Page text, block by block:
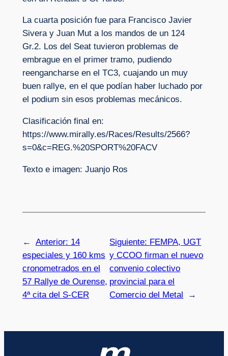
La cuarta posición fue para Francisco Javier
Sivera y Juan Mut a los mandos de un 124
Gr.2. Los del Seat tuvieron problemas de
embrague en el primer tramo, pudiendo
reengancharse en el TC3, cuajando un muy
buen rallye, en el que podían haber luchado por
el podium sin esos problemas mecánicos.
Clasificación final en:
https://www.mirally.es/Races/Results/2566?
s=0&c=REG.%20SPORT%20FACV
Texto e imagen: Juanjo Ros
← Anterior: 14
especiales y 160 kms
cronometrados en el
57 Rallye de Ourense,
4ª cita del S-CER
Siguiente: FEMPA, UGT
y CCOO firman el nuevo
convenio colectivo
provincial para el
Comercio del Metal
→